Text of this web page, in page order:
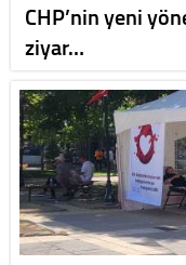
CHP’nin yeni
ziyar…